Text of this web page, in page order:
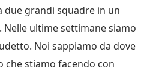
due grandi squadre in un
Nelle ultime settimane siamo
Noi sappiamo da dove
che stiamo facendo con